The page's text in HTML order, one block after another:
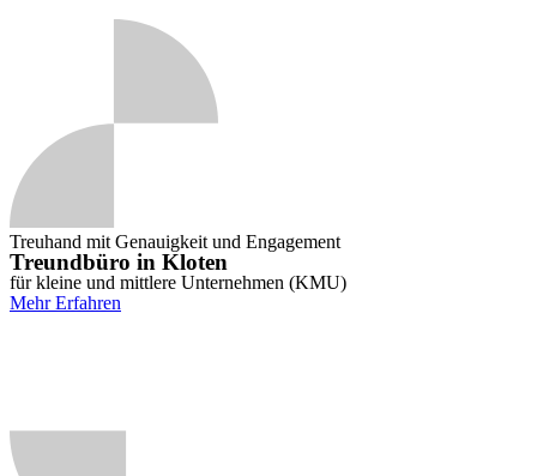
Treuhand mit Genauigkeit und Engagement
Treundbüro in Kloten
für kleine und mittlere Unternehmen (KMU)
Mehr Erfahren